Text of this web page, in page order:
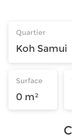
Quartier
Koh Samui
Surface
0 m²